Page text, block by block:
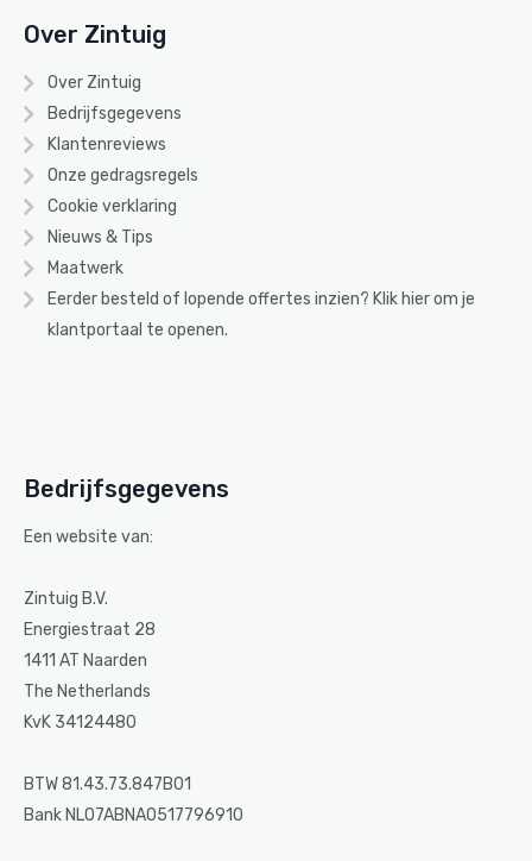
Over Zintuig
Over Zintuig
Bedrijfsgegevens
Klantenreviews
Onze gedragsregels
Cookie verklaring
Nieuws & Tips
Maatwerk
Eerder besteld of lopende offertes inzien? Klik hierom je
klantportaal te openen.
Bedrijfsgegevens
Een website van:
Zintuig B.V.
Energiestraat 28
1411 AT Naarden
The Netherlands
KvK 34124480
BTW 81.43.73.847B01
Bank NL07ABNA0517796910